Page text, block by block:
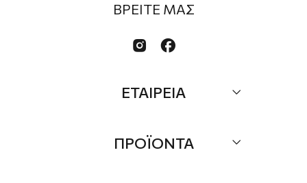
ΒΡΕΙΤΕ ΜΑΣ
 
ΕΤΑΙΡΕΙΑ
Επικοινωνία
ΠΡΟΪΟΝΤΑ